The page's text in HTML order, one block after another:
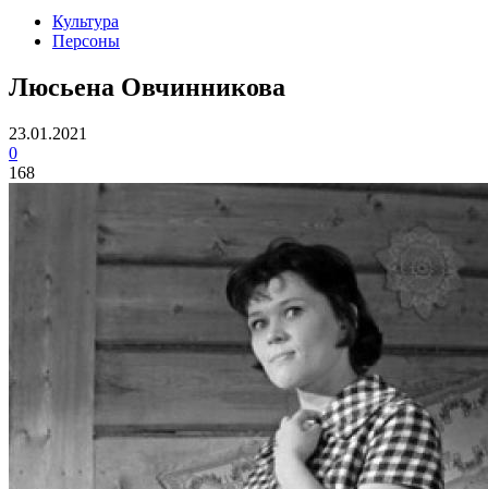
Культура
Персоны
Люсьена Овчинникова
23.01.2021
0
168